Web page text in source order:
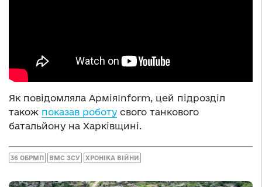
Як повідомляла АрміяInform, цей підрозділ
також показав роботу свого танкового
батальйону на Харківщині.
36 ОБРМП ВМС ЗСУ ХРОНІКА ВІЙНИ